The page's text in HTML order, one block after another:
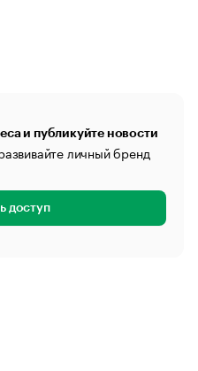
и публикуйте новости
личный бренд
доступ